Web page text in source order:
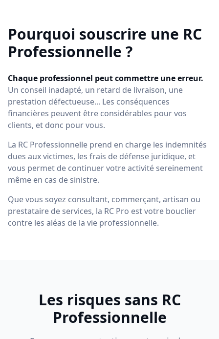
Pourquoi souscrire une RC
Professionnelle ?
Chaque professionnel peut commettre une erreur.
Un conseil inadapté, un retard de livraison, une
prestation défectueuse... Les conséquences
financières peuvent être considérables pour vos
clients, et donc pour vous.
La RC Professionnelle prend en charge les indemnités
dues aux victimes, les frais de défense juridique, et
vous permet de continuer votre activité sereinement
même en cas de sinistre.
Que vous soyez consultant, commerçant, artisan ou
prestataire de services, la RC Pro est votre bouclier
contre les aléas de la vie professionnelle.
Les risques sans RC
Professionnelle